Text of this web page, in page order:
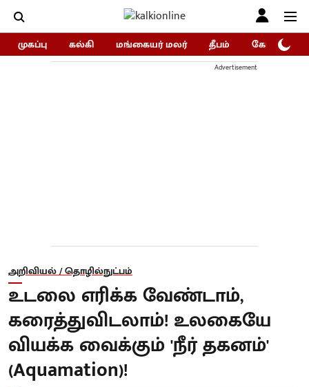
முகப்பு கல்கி மங்கையர் மலர் தீபம் கோகுலம்/
Advertisement
அறிவியல் / தொழில்நுட்பம்
உடலை எரிக்க வேண்டாம்,
கரைத்துவிடலாம்! உலகையே
வியக்க வைக்கும் 'நீர் தகனம்'
(Aquamation)!